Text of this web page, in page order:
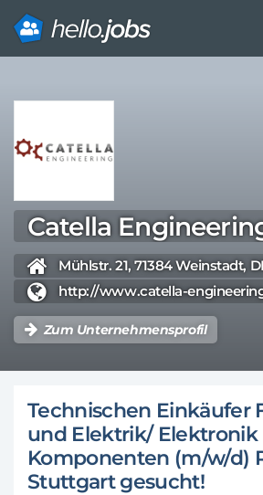
Catella
Mühlstr. 21, 71384 Weinstadt,
http://www.catella-
Zum Unternehmensprofil
Technischen Einkäufer
und Elektrik/ Elektronik
Komponenten (m/w/d)
Stuttgart gesucht!